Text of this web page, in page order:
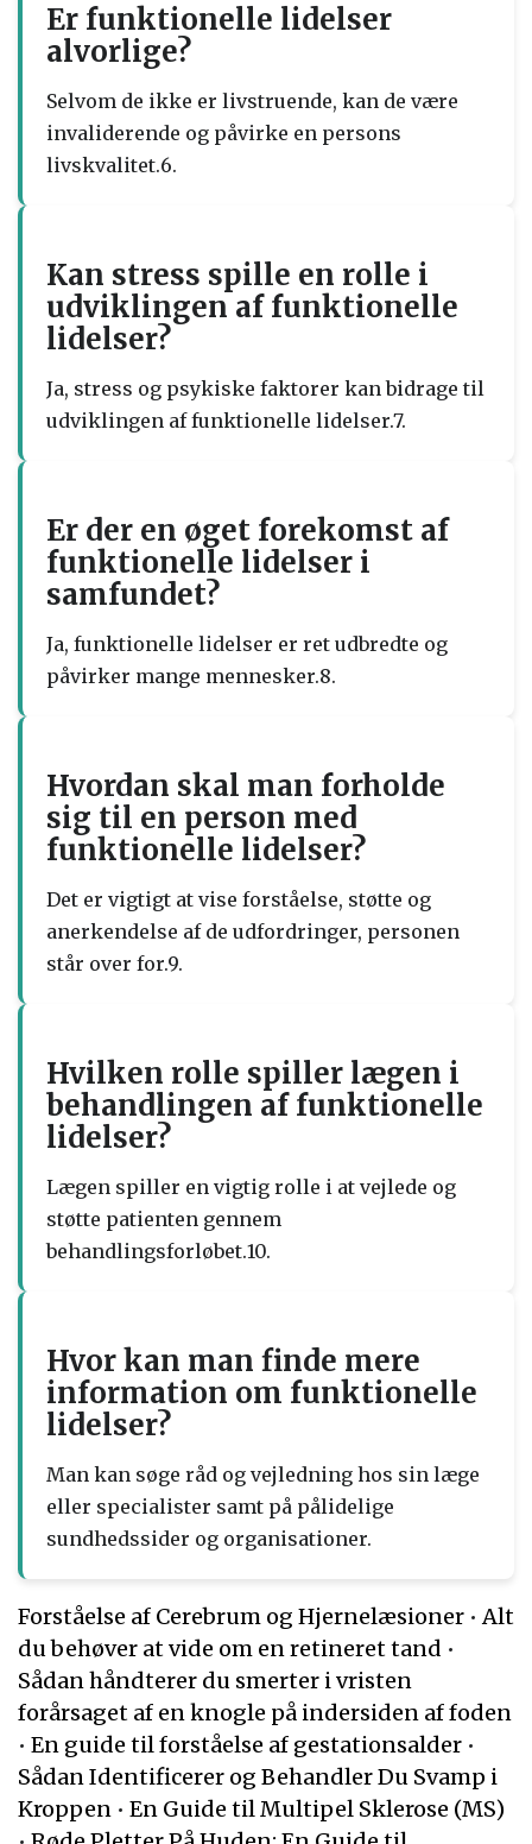
Er funktionelle lidelser
alvorlige?
Selvom de ikke er livstruende, kan de være
invaliderende og påvirke en persons
livskvalitet.6.
Kan stress spille en rolle i
udviklingen af funktionelle
lidelser?
Ja, stress og psykiske faktorer kan bidrage til
udviklingen af funktionelle lidelser.7.
Er der en øget forekomst af
funktionelle lidelser i
samfundet?
Ja, funktionelle lidelser er ret udbredte og
påvirker mange mennesker.8.
Hvordan skal man forholde
sig til en person med
funktionelle lidelser?
Det er vigtigt at vise forståelse, støtte og
anerkendelse af de udfordringer, personen
står over for.9.
Hvilken rolle spiller lægen i
behandlingen af funktionelle
lidelser?
Lægen spiller en vigtig rolle i at vejlede og
støtte patienten gennem
behandlingsforløbet.10.
Hvor kan man finde mere
information om funktionelle
lidelser?
Man kan søge råd og vejledning hos sin læge
eller specialister samt på pålidelige
sundhedssider og organisationer.
Forståelse af Cerebrum og Hjernelæsioner •Alt
du behøver at vide om en retineret tand •
Sådan håndterer du smerter i vristen
forårsaget af en knogle på indersiden af foden
• En guide til forståelse af gestationsalder •
Sådan Identificerer og Behandler Du Svamp i
Kroppen • En Guide til Multipel Sklerose (MS)